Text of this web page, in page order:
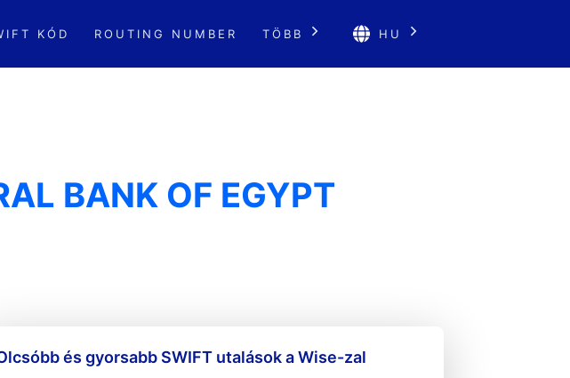
KÓD ROUTING NUMBER TÖBB HU
BANK OF EGYPT
és gyorsabb SWIFT utalások a Wise-zal